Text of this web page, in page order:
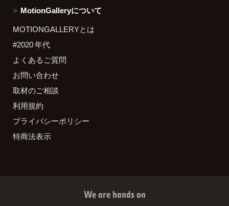
MotionGalleryについて
MOTIONGALLERYとは
#2020 年代
よくあるご質問
お問い合わせ
取材のご相談
利用規約
プライバシーポリシー
特商法表示
We are hands on